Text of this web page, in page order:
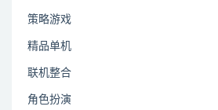
策略游戏
精品单机
联机整合
角色扮演